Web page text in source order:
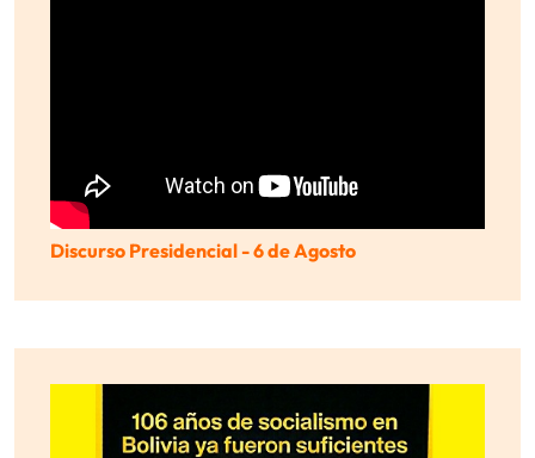
Discurso Presidencial - 6 de Agosto